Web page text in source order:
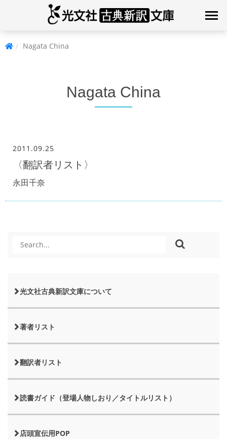
Nagata China
Nagata China
2011.09.25
〈翻訳者リスト〉
永田千奈
光文社古典新訳文庫について
著者リスト
翻訳者リスト
読書ガイド（登場人物しおり／タイトルリスト）
店頭宣伝用POP